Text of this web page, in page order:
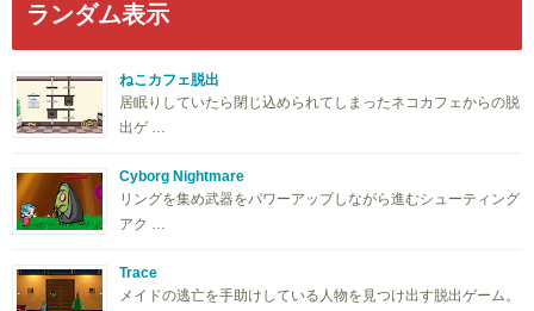
ランダム表示
ねこカフェ脱出
居眠りしていたら閉じ込められてしまったネコカフェからの脱
出ゲ …
Cyborg Nightmare
リングを集め武器をパワーアップしながら進むシューティング
アク …
Trace
メイドの逃亡を手助けしている人物を見つけ出す脱出ゲーム。